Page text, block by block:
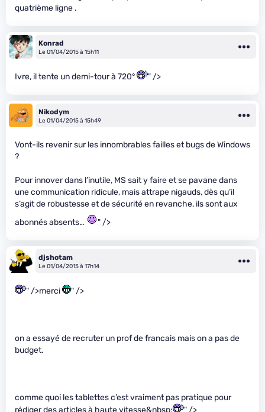
quatrième ligne .
Konrad
Le 01/04/2015 à 15h11
Ivre, il tente un demi-tour à 720° " />
Nikodym
Le 01/04/2015 à 15h49
Vont-ils revenir sur les innombrables failles et bugs de Windows
?
Pour innover dans l’inutile, MS sait y faire et se pavane dans
une communication ridicule, mais attrape nigauds, dès qu’il
s’agit de robustesse et de sécurité en revanche, ils sont aux
abonnés absents…
" />
djshotam
Le 01/04/2015 à 17h14
" />merci " />
on a essayé de recruter un prof de francais mais on a pas de
budget.
comme quoi les tablettes c’est vraiment pas pratique pour